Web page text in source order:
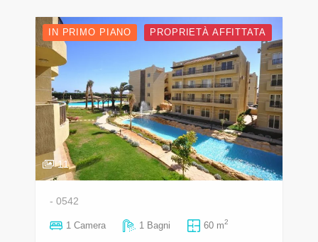
IN PRIMO PIANO PROPRIETÀ AFFITTATA
11
- 0542
1 Camera 1 Bagni 60 m2